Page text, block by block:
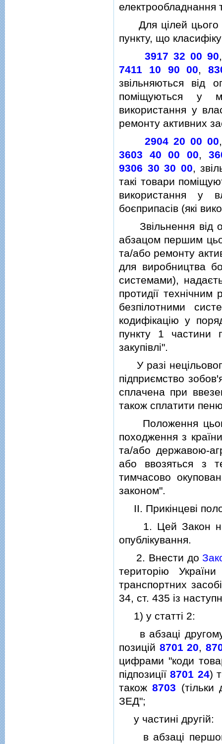
електрообладнання
Для цiлей цього
пункту, що
3917 32 00 90
7411 10 90 00,
звiльняються вiд
помiщуються у
використання у
ремонту активних
2904 20 00 00
3603 40 00 00,
9306 30 30 00,
такi товари
використання у
боєприпасiв (якi
Звiльнення вiд
абзацом першим
та/або ремонту
для виробництва
системами),
протидiї технiчним
безпiлотними
кодифiкацiю у
пункту 1
закупiвлi".
У разi
пiдприємство
сплачена при
також сплатити
Положення
походження з
та/або державою-
або ввозяться з
тимчасово
законом".
II. Прикiнцевi
1. Цей Закон
опублiкування.
2. Внести до
територiю
транспортних
34, ст. 435 iз
1) у статтi 2:
в абзацi другому
позицiй 8701 20,
цифрами "коди
пiдпозицiї8701 24)
також8703 (тiльки
ЗЕД";
у частинi другiй:
в абзацi